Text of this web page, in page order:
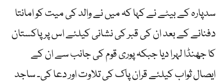
سدپارہ کے بیٹے نے کہا کہ میں نے والد کی میت کو امانتا
دفنانے کے بعد ان کی قبر کی نشانی کیلئے اس پر پاکستان
کا جھنڈا لہرا دیا جبکہ پوری قوم کی جانب سے ان کے
ایصال ثواب کیلئے قران پاک کی تلاوت اور دعا کی۔ ساجد